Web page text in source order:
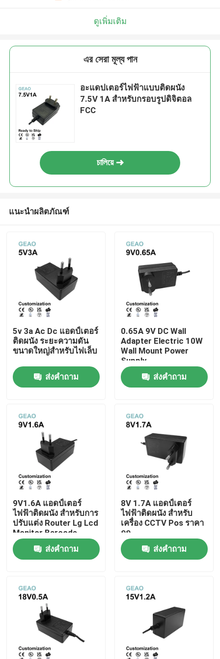
เกี่ยวกับเรา
ทัวร์โรงงาน
ควบคุมคุณภาพ
ติดต่อเรา
ขอใบเสนอราคา
อะแดปเตอร์ไฟฟ้าแบบติดผนัง
อะแดปเตอร์ไฟเดสก์ท็อป
ดูเพิ่มเติม
এর সেরা মূল্য পান
อะแดปเตอร์ไฟฟ้าแบบติดผนัง
7.5V 1A สำหรับกรอบรูปดิจิตอล
FCC
চালিয়ে
แนะนำผลิตภัณฑ์
5v 3a Ac Dc แอดป์เตอร์
ติดผนัง ระยะความดัน
ขนาดใหญ่สําหรับไฟเล็บ
ส่งคำถาม
0.65A 9V DC Wall
Adapter Electric 10W
Wall Mount Power
Supply
ส่งคำถาม
9V1.6A แอดป์เตอร์
ไฟฟ้าติดผนัง สําหรับการ
ปรับแต่ง Router Lg Lcd
Monitor Barcode
Printer ต้นไม้คริสต์มาส
ส่งคำถาม
8V 1.7A แอดป์เตอร์
ไฟฟ้าติดผนัง สําหรับ
เครื่อง CCTV Pos ราคา
ถูก
ส่งคำถาม